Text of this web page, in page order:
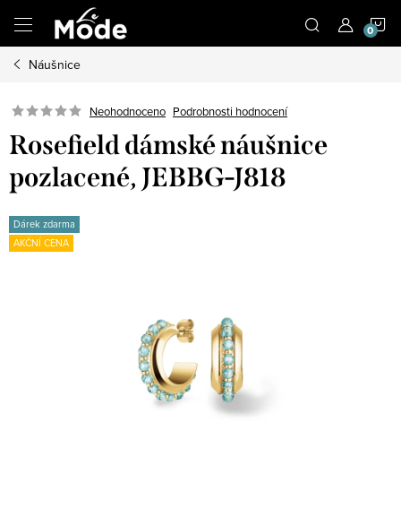
obsah
Náušnice
Neohodnoceno Podrobnosti hodnocení
Rosefield dámské náušnice
pozlacené, JEBBG-J818
Dárek zdarma
AKČNÍ CENA